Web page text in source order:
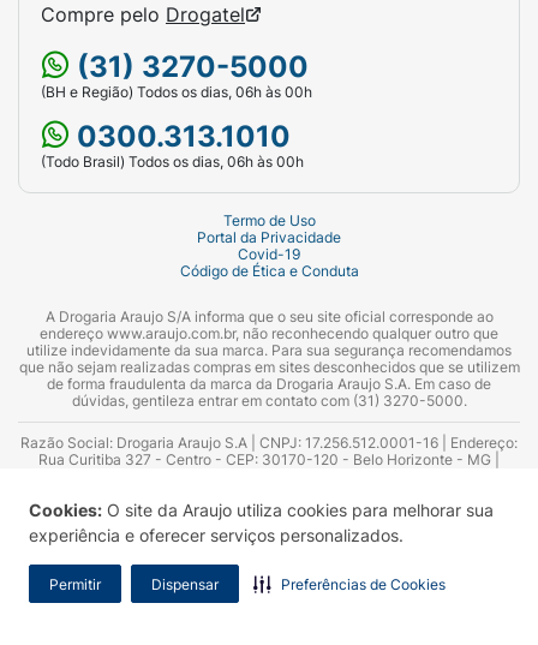
Cookies: O site da Araujo utiliza cookies para melhorar sua
experiência e oferecer serviços personalizados.
Permitir Dispensar Preferências de Cookies
Compre pelo Drogatel
(31) 3270-5000
(BH e Região) Todos os dias, 06h às 00h
0300.313.1010
(Todo Brasil) Todos os dias, 06h às 00h
Termo de Uso
Portal da Privacidade
Covid-19
Código de Ética e Conduta
A Drogaria Araujo S/A informa que o seu site oficial corresponde ao
endereço www.araujo.com.br, não reconhecendo qualquer outro que
utilize indevidamente da sua marca. Para sua segurança recomendamos
que não sejam realizadas compras em sites desconhecidos que se utilizem
de forma fraudulenta da marca da Drogaria Araujo S.A. Em caso de
dúvidas, gentileza entrar em contato com (31) 3270-5000.
Razão Social: Drogaria Araujo S.A | CNPJ: 17.256.512.0001-16 | Endereço:
Rua Curitiba 327 - Centro - CEP: 30170-120 - Belo Horizonte - MG |
Azevedo Guimarães – CRF 10.965 | Yasmin Silva Alvarenga – CRF 52.584 -
Consultor substituto: Thiago Aguiar Pinheiro - CRF Nº 13.748. Alvará
Sanitário: 2025020713 | Autorização de Funcionamento da Empresa (AFE):